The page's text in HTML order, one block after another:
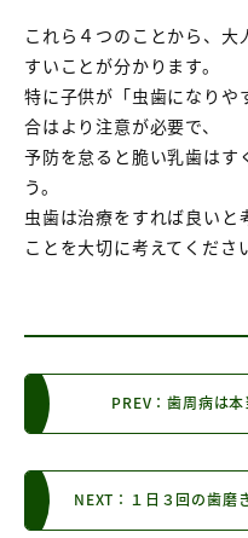
これら４つのことから、
すいことが分かります。
特に子供が「虫歯になりや
合はより注意が必要で、
予防を怠ると脆い乳歯はす
う。
虫歯は治療をすれば良いと
ことを大切に考えてくださ
PREV：歯周病は